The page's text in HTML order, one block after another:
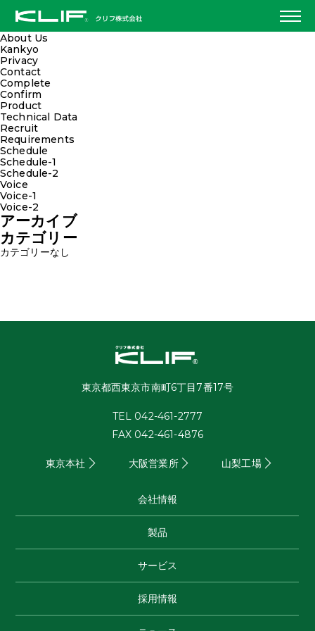
検索:
固定ページ
About Us
Kankyo
Privacy
Contact
Complete
Confirm
Product
Technical Data
Recruit
Requirements
Schedule
Schedule-1
Schedule-2
Voice
Voice-1
Voice-2
アーカイブ
カテゴリー
カテゴリーなし
東京都西東京市南町6丁目7番17号
TEL 042-461-2777
FAX 042-461-4876
東京本社 大阪営業所 山梨工場
会社情報
製品
サービス
採用情報